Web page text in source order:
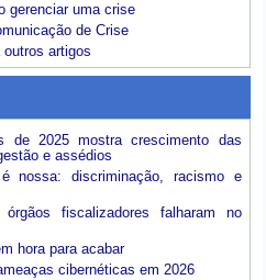
gerenciar uma crise
de Crise
outros artigos
de 2025 mostra crescimento das
e assédios
nossa: discriminação, racismo e
fiscalizadores falharam no
hora para acabar
cibernéticas em 2026